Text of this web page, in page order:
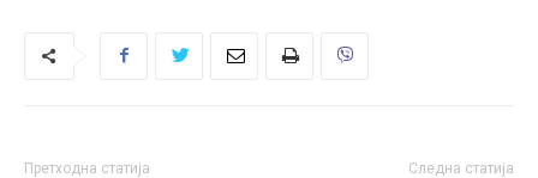
Претходна статија Следна статија